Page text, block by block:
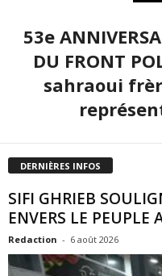
53e
DU FRONT
sahraoui
DERNIÈRES INFOS
SIFI GHRIEB
ENVERS LE PEUPLE
Redaction - 6 août 2026